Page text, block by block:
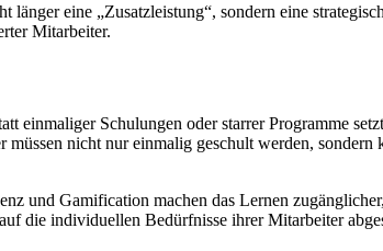
eine „Zusatzleistung“, sondern eine
Mitarbeiter.
Schulungen oder starrer Programme
nicht nur einmalig geschult werden,
und Gamification machen das Lernen
die individuellen Bedürfnisse ihrer Mitarbeiter